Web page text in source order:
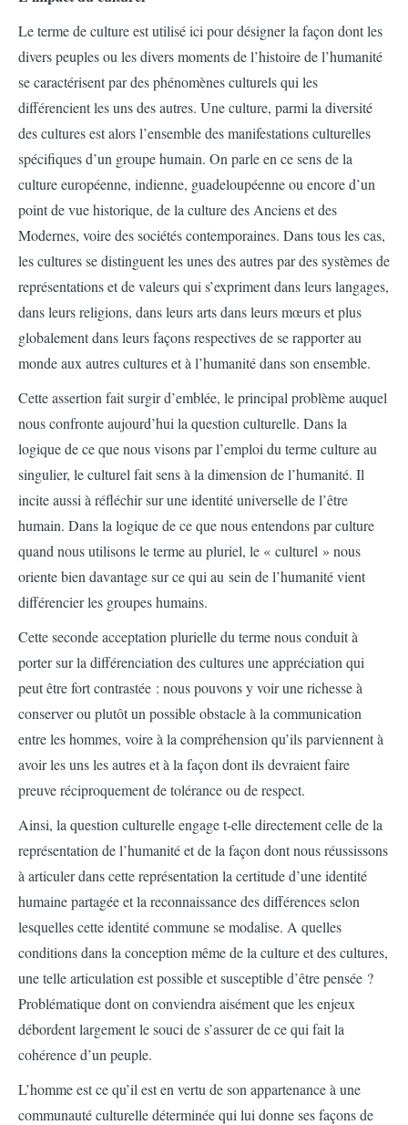
Le terme de culture est utilisé ici pour désigner la façon dont les
divers peuples ou les divers moments de l’histoire de l’humanité
se caractérisent par des phénomènes culturels qui les
différencient les uns des autres. Une culture, parmi la diversité
des cultures est alors l’ensemble des manifestations culturelles
spécifiques d’un groupe humain. On parle en ce sens de la
culture européenne, indienne, guadeloupéenne ou encore d’un
point de vue historique, de la culture des Anciens et des
Modernes, voire des sociétés contemporaines. Dans tous les cas,
les cultures se distinguent les unes des autres par des systèmes de
représentations et de valeurs qui s’expriment dans leurs langages,
dans leurs religions, dans leurs arts dans leurs mœurs et plus
globalement dans leurs façons respectives de se rapporter au
monde aux autres cultures et à l’humanité dans son ensemble.
Cette assertion fait surgir d’emblée, le principal problème auquel
nous confronte aujourd’hui la question culturelle. Dans la
logique de ce que nous visons par l’emploi du terme culture au
singulier, le culturel fait sens à la dimension de l’humanité. Il
incite aussi à réfléchir sur une identité universelle de l’être
humain. Dans la logique de ce que nous entendons par culture
quand nous utilisons le terme au pluriel, le « culturel » nous
oriente bien davantage sur ce qui au sein de l’humanité vient
différencier les groupes humains.
Cette seconde acceptation plurielle du terme nous conduit à
porter sur la différenciation des cultures une appréciation qui
peut être fort contrastée : nous pouvons y voir une richesse à
conserver ou plutôt un possible obstacle à la communication
entre les hommes, voire à la compréhension qu’ils parviennent à
avoir les uns les autres et à la façon dont ils devraient faire
preuve réciproquement de tolérance ou de respect.
Ainsi, la question culturelle engage t-elle directement celle de la
représentation de l’humanité et de la façon dont nous réussissons
à articuler dans cette représentation la certitude d’une identité
humaine partagée et la reconnaissance des différences selon
lesquelles cette identité commune se modalise. A quelles
conditions dans la conception même de la culture et des cultures,
une telle articulation est possible et susceptible d’être pensée ?
Problématique dont on conviendra aisément que les enjeux
débordent largement le souci de s’assurer de ce qui fait la
cohérence d’un peuple.
L’homme est ce qu’il est en vertu de son appartenance à une
communauté culturelle déterminée qui lui donne ses façons de